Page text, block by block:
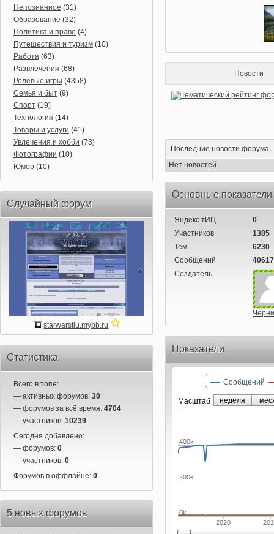
Непознанное (31)
Образование (32)
Политика и право (4)
Путешествия и туризм (10)
Работа (63)
Развлечения (68)
Ролевые игры (4358)
Семья и быт (9)
Спорт (19)
Технология (14)
Товары и услуги (41)
Увлечения и хобби (73)
Фотографии (10)
Юмор (10)
Случайный форум
starwarstiu.mybb.ru
Статистика
Всего в топе:
— активных форумов: 30
— форумов за всё время: 4704
— участников: 10239
Сегодня добавлено:
— форумов: 0
— участников: 0
Форумов в оффлайне: 0
5 новых форумов
Новости
Последние новости форума
Нет новостей
Основные
Яндекс тИЦ
0
Участников
1385
Тем
6230
Сообщений
Создатель
Показатели
Маcштаб
2020
0k
200k
400k
Сообщений
неделя